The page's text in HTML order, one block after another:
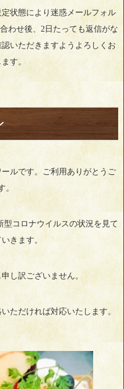
状態により迷惑メールフォル
わせ後、2日たっても返信がな
いただきますようよろしくお
す。
ルです。ご利用ありがとうご
。
型コロナウイルスの状況を見て
きます。
し訳ございません。
ただければ対応いたします。